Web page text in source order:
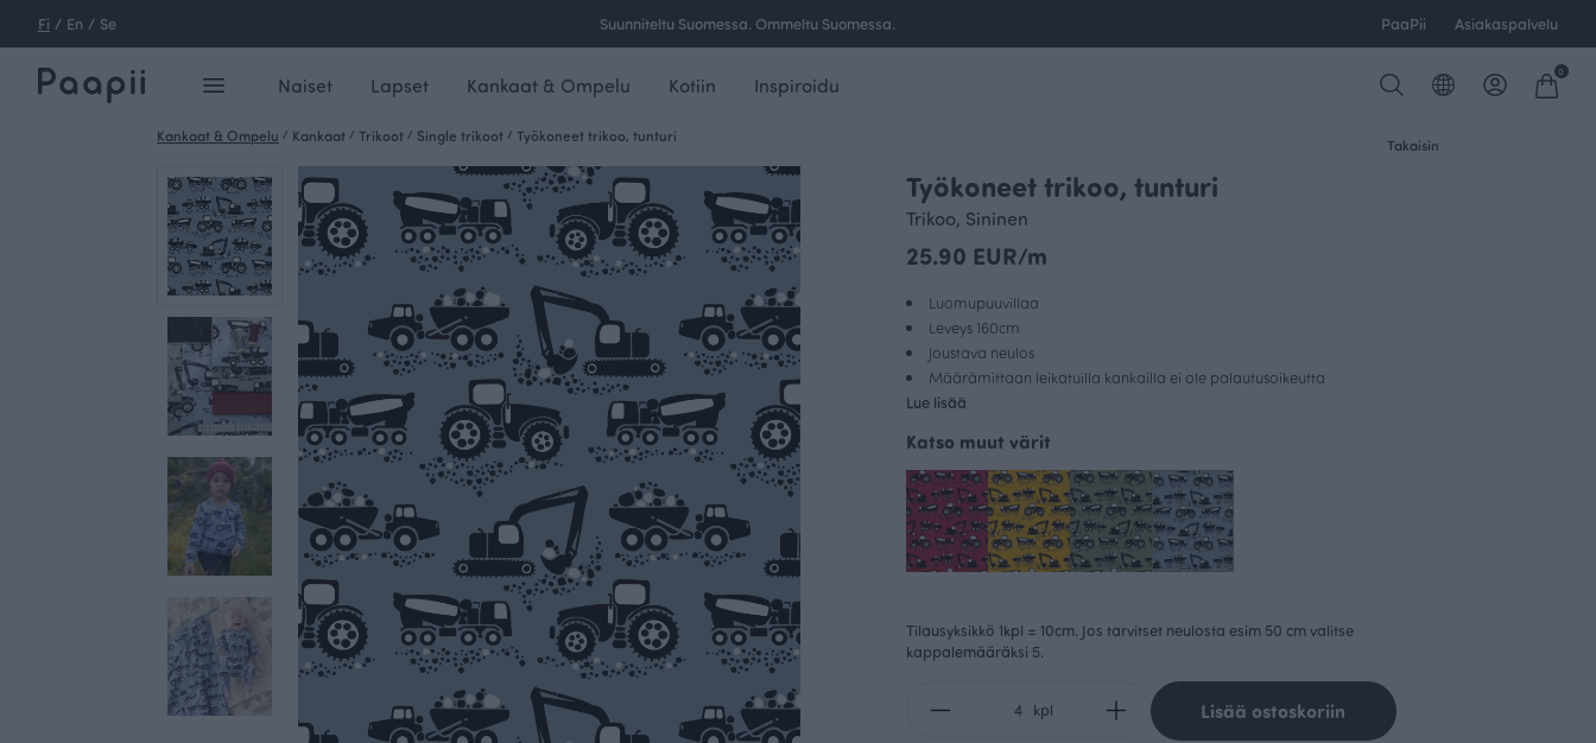
Fi / En / Se Ilmainen toimitus yli 100 € tilauksille Suomessa. PaaPii Asiakaspalvelu
Naiset Lapset Kankaat & Ompelu Kotiin Inspiroidu
0
Kankaat & Ompelu / Kankaat / Trikoot / Single trikoot / Työkoneet trikoo, tunturi Takaisin
Työkoneet trikoo, tunturi
Trikoo, Sininen
25.90 EUR/m
Luomupuuvillaa
Leveys 160cm
Joustava neulos
Määrämittaan leikatuilla kankailla ei ole palautusoikeutta
Lue lisää
Katso muut värit
Tilausyksikkö 1kpl = 10cm. Jos tarvitset neulosta esim 50 cm valitse
kappalemääräksi 5.
kpl Lisää ostoskoriin